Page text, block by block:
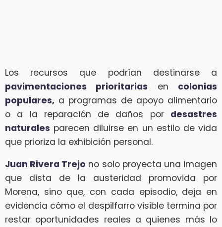
Los recursos que podrían destinarse a
pavimentaciones prioritarias en colonias
populares, a programas de apoyo alimentario
o a la reparación de daños por desastres
naturales parecen diluirse en un estilo de vida
que prioriza la exhibición personal.
Juan Rivera Trejo no solo proyecta una imagen
que dista de la austeridad promovida por
Morena, sino que, con cada episodio, deja en
evidencia cómo el despilfarro visible termina por
restar oportunidades reales a quienes más lo